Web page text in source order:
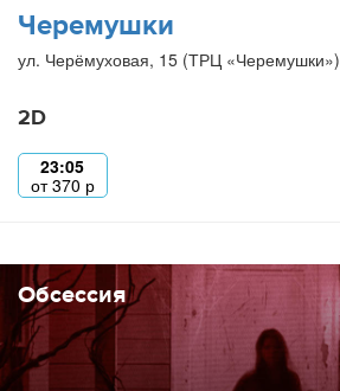
Черемушки
ул. Черёмуховая, 15 (ТРЦ «Черемушки»)
2D
23:05
от370 р
Обсессия